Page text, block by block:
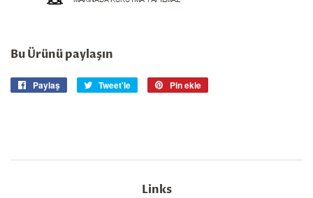
Bu Ürünü paylaşın
Paylaş
Facebook'taTweet'le
Twitter'daPin ekle
Links